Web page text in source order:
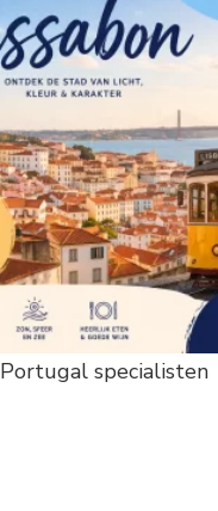
Portugal specialisten